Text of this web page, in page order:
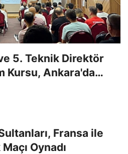
5. Teknik Direktör
Kursu, Ankara'da
Fransa ile
Maçı Oynadı